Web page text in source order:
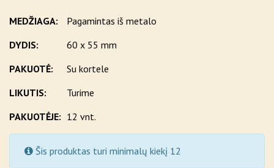
MEDŽIAGA:
Pagamintas iš metalo
DYDIS:
60 x 55 mm
PAKUOTĖ:
Su kortele
LIKUTIS:
Turime
PAKUOTĖJE: 12 vnt.
Šis produktas turi minimalų kiekį 12